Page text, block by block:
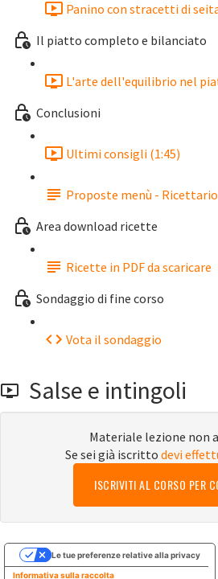
Panino con stracetti di
Il piatto completo e bilanciato
L'arte dell'equilibrio nel
Conclusioni
Ultimi consigli (1:45)
Proposte menù - Ricettario
Area download ricette
Ricette in PDF da scaricare
Sondaggio di fine corso
Vota il sondaggio
Salse e intingoli
Materiale lezione non
Se sei già iscritto devi
ISCRIVITI AL CORSO PER
Informativa sulla raccolta
Le tue preferenze relative alla privacy